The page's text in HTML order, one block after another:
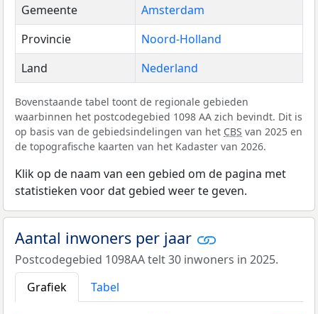
Gemeente
Amsterdam
Provincie
Noord-Holland
Land
Nederland
Bovenstaande tabel toont de regionale gebieden
waarbinnen het postcodegebied 1098 AA zich bevindt. Dit is
op basis van de gebiedsindelingen van het CBS van 2025 en
de topografische kaarten van het Kadaster van 2026.
Klik op de naam van een gebied om de pagina met
statistieken voor dat gebied weer te geven.
Aantal inwoners per jaar
Postcodegebied 1098AA telt 30 inwoners in 2025.
Grafiek
Tabel